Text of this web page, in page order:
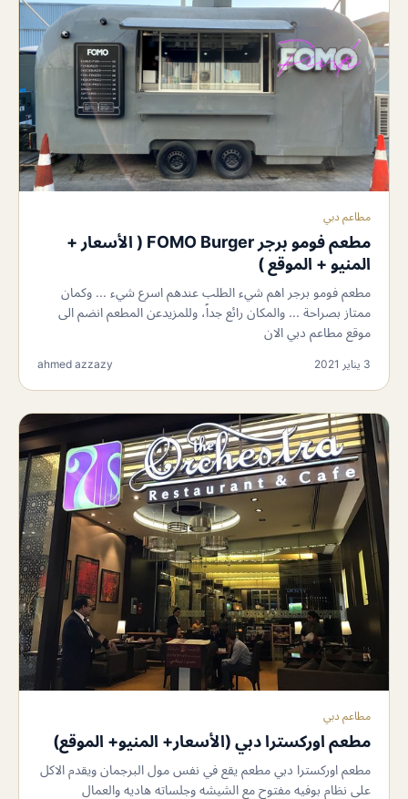
مطاعم دبي
مطعم فومو برجر FOMO Burger ( الأسعار +
المنيو + الموقع )
مطعم فومو برجر اهم شيء الطلب عندهم اسرع شيء ... وكمان
ممتاز بصراحة ... والمكان رائع جداً، وللمزيدعن المطعم انضم الى
موقع مطاعم دبي الان
3 يناير 2021 ahmed azzazy
مطاعم دبي
مطعم اوركسترا دبي (الأسعار+ المنيو+ الموقع)
مطعم اوركسترا دبي مطعم يقع في نفس مول البرجمان ويقدم الاكل
على نظام بوفيه مفتوح مع الشيشه وجلساته هاديه والعمال